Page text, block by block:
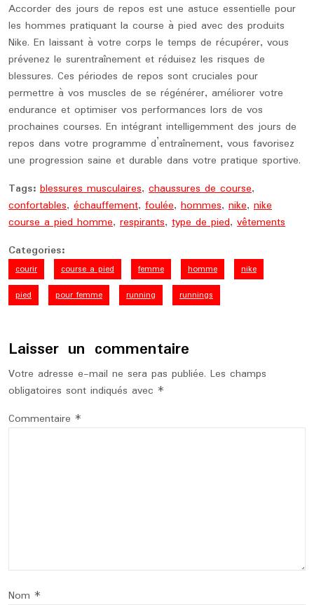
Accorder des jours de repos est une astuce essentielle pour
les hommes pratiquant la course à pied avec des produits
Nike. En laissant à votre corps le temps de récupérer, vous
prévenez le surentraînement et réduisez les risques de
blessures. Ces périodes de repos sont cruciales pour
permettre à vos muscles de se régénérer, améliorer votre
endurance et optimiser vos performances lors de vos
prochaines courses. En intégrant intelligemment des jours de
repos dans votre programme d’entraînement, vous favorisez
une progression saine et durable dans votre pratique sportive.
Tags: blessures musculaires, chaussures de course,
confortables, échauffement, foulée, hommes, nike, nike
course a pied homme, respirants, type de pied, vêtements
Categories:
courir course a pied femme homme
nike
pied
pour femme running runnings
Laisser un commentaire
Votre adresse e-mail ne sera pas publiée. Les champs
obligatoires sont indiqués avec *
Commentaire *
Nom *